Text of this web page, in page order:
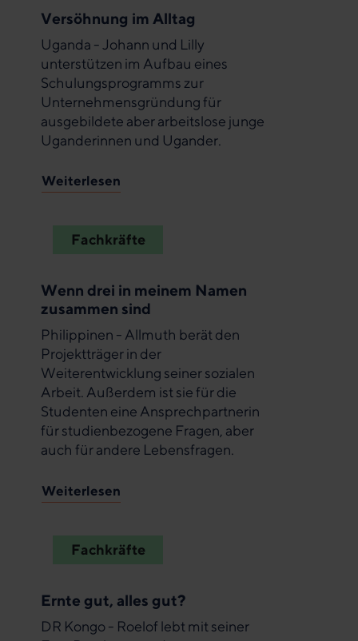
Versöhnung im Alltag
Uganda - Johann und Lilly
unterstützen im Aufbau eines
Schulungsprogramms zur
Unternehmensgründung für
ausgebildete aber arbeitslose junge
Uganderinnen und Ugander.
Weiterlesen
Fachkräfte
Wenn drei in meinem Namen
zusammen sind
Philippinen - Allmuth berät den
Projektträger in der
Weiterentwicklung seiner sozialen
Arbeit. Außerdem ist sie für die
Studenten eine Ansprechpartnerin
für studienbezogene Fragen, aber
auch für andere Lebensfragen.
Weiterlesen
Fachkräfte
Ernte gut, alles gut?
DR Kongo - Roelof lebt mit seiner